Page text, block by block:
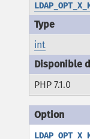
int
PHP 7.1.0